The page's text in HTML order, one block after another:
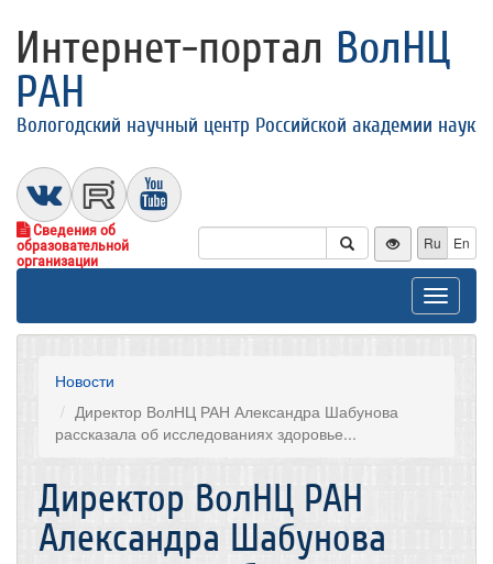
Интернет-портал ВолНЦ
РАН
Вологодский научный центр Российской академии наук
Сведения об
образовательной
организации
Ru En
Toggle
Новости
Директор ВолНЦ РАН Александра Шабунова
рассказала об исследованиях здоровье...
Директор ВолНЦ РАН
Александра Шабунова